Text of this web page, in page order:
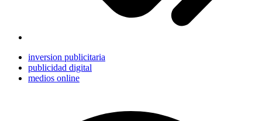
inversion publicitaria
publicidad digital
medios online